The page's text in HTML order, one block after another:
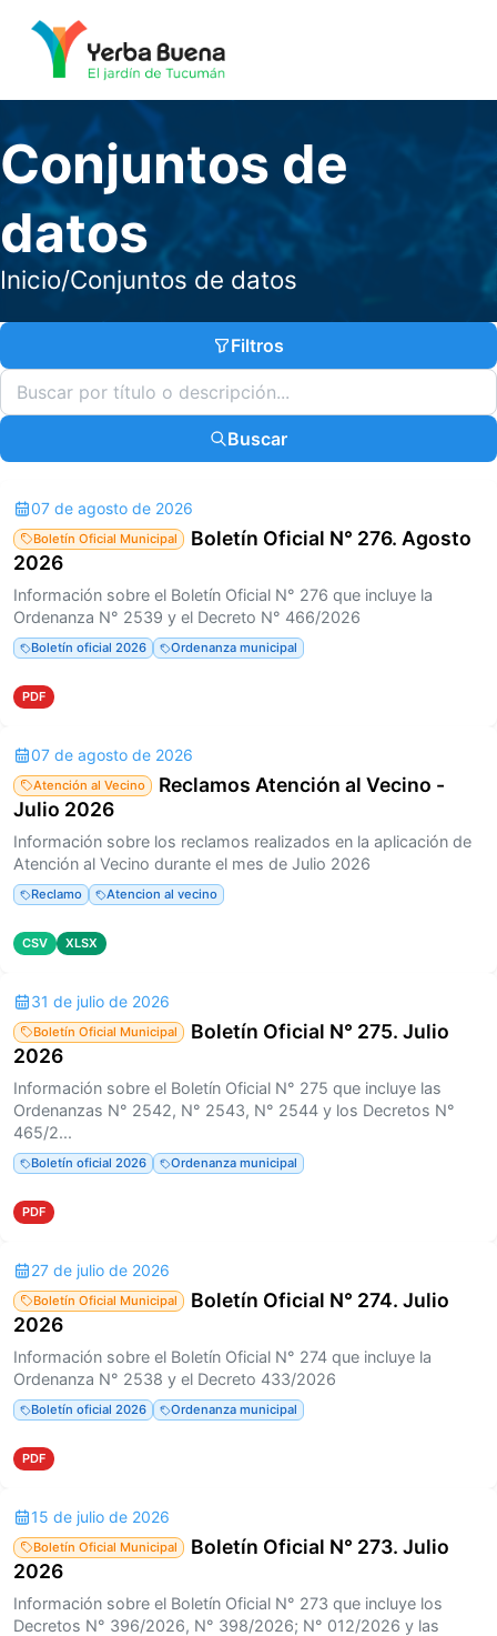
Conjuntos de
datos
Inicio/Conjuntos de datos
Filtros
Buscar
07 de agosto de 2026
Boletín Oficial Municipal
Boletín Oficial N° 276. Agosto
2026
Información sobre el Boletín Oficial N° 276 que incluye la
Ordenanza N° 2539 y el Decreto N° 466/2026
Boletín oficial 2026 Ordenanza municipal
PDF
07 de agosto de 2026
Atención al Vecino
Reclamos Atención al Vecino -
Julio 2026
Información sobre los reclamos realizados en la aplicación de
Atención al Vecino durante el mes de Julio 2026
Reclamo Atencion al vecino
CSV XLSX
31 de julio de 2026
Boletín Oficial Municipal
Boletín Oficial N° 275. Julio
2026
Información sobre el Boletín Oficial N° 275 que incluye las
Ordenanzas N° 2542, N° 2543, N° 2544 y los Decretos N°
465/2...
Boletín oficial 2026 Ordenanza municipal
PDF
27 de julio de 2026
Boletín Oficial Municipal
Boletín Oficial N° 274. Julio
2026
Información sobre el Boletín Oficial N° 274 que incluye la
Ordenanza N° 2538 y el Decreto 433/2026
Boletín oficial 2026 Ordenanza municipal
PDF
15 de julio de 2026
Boletín Oficial Municipal
Boletín Oficial N° 273. Julio
2026
Información sobre el Boletín Oficial N° 273 que incluye los
Decretos N° 396/2026, N° 398/2026; N° 012/2026 y las